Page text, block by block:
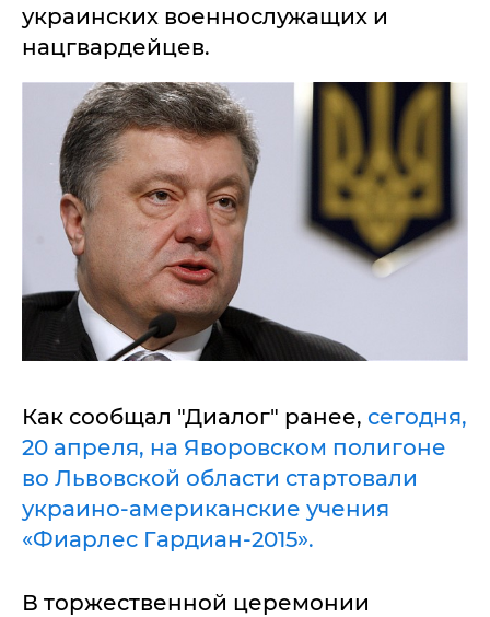
украинских военнослужащих и
нацгвардейцев.
Как сообщал "Диалог" ранее, сегодня,
20 апреля, на Яворовском полигоне
во Львовской области стартовали
украино-американские учения
«Фиарлес Гардиан-2015».
В торжественной церемонии